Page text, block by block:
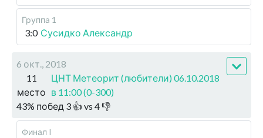
Группа 1
3:0 Сусидко Александр
6 окт., 2018
11
место
ЦНТ Метеорит (любители) 06.10.2018
в 11:00 (0-300)
43% побед 3 👍 vs 4👎
Финал I